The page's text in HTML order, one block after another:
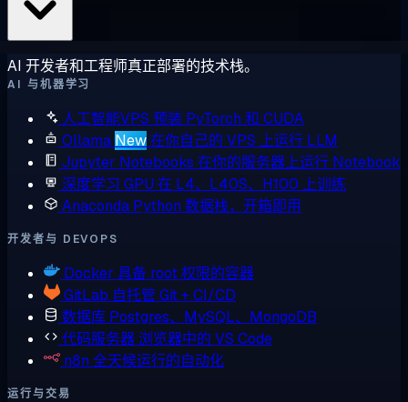
AI 开发者和工程师真正部署的技术栈。
AI 与机器学习
人工智能VPS 预装 PyTorch 和 CUDA
Ollama New在你自己的 VPS 上运行 LLM
Jupyter Notebooks 在你的服务器上运行 Notebook
深度学习 GPU 在 L4、L40S、H100 上训练
Anaconda Python 数据栈，开箱即用
开发者与 DEVOPS
Docker 具备 root 权限的容器
GitLab 自托管 Git + CI/CD
数据库 Postgres、MySQL、MongoDB
代码服务器 浏览器中的 VS Code
n8n 全天候运行的自动化
运行与交易